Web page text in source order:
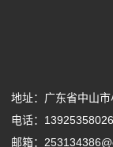
地址：广东省中山
电话：13925358026
邮箱：